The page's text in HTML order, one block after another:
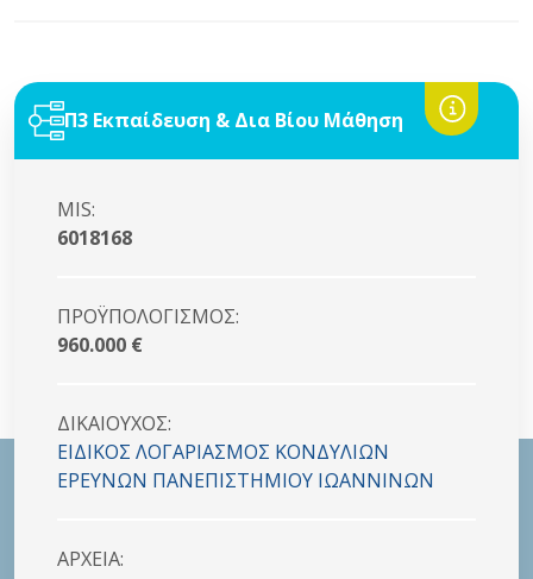
Π3 Εκπαίδευση & Δια Βίου Μάθηση
MIS:
6018168
ΠΡΟΫΠΟΛΟΓΙΣΜΟΣ:
960.000 €
ΔΙΚΑΙΟYΧΟΣ:
ΕΙΔΙΚΟΣ ΛΟΓΑΡΙΑΣΜΟΣ ΚΟΝΔYΛΙΩΝ
ΕΡΕΥΝΩΝ ΠΑΝΕΠΙΣΤΗΜΙΟΥ ΙΩΑΝΝΙΝΩΝ
ΑΡΧΕΙΑ: